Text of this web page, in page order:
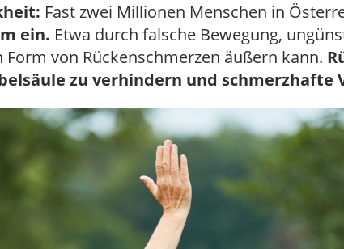
Fast zwei Millionen Menschen in
ein. Etwa durch falsche Bewegung,
von Rückenschmerzen äußern kann.
zu verhindern und schmerzhafte